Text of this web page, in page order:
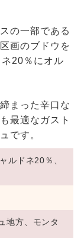
の一部である
画のブドウを
20％にオル
まった辛口な
最適なガスト
です。
ルドネ20％、
地方、モンタ